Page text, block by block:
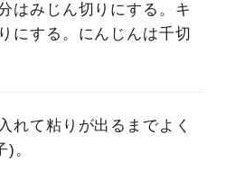
はみじん切りにする。キ
にする。にんじんは千切
れて粘りが出るまでよく
。